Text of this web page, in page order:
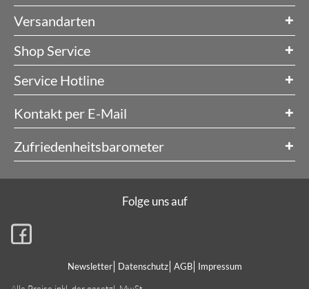
Versandarten
Shop Service
Service Hotline
Kontakt per E-Mail
Zufriedenheitsbarometer
Newsletter Datenschutz AGB Impressum
Folge uns auf